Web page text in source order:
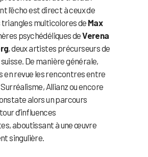
l’écho est direct à ceux de
triangles multicolores de Max
psychédéliques deVerena
, deux artistes précurseurs de
De manière générale,
en revue les rencontres entre
Allianz ou encore
alors un parcours
d’influences
aboutissant à une œuvre
singulière.